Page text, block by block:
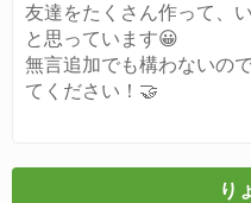
友達をたくさん作って、
と思っています😀
無言追加でも構わないの
てください！🤝
り